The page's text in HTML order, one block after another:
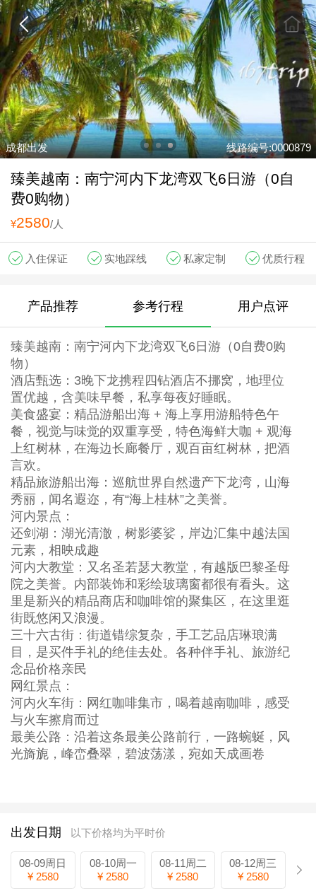
成都出发 线路编号:0000879
臻美越南：南宁河内下龙湾双飞6日游（0自
费0购物）
¥2580/人
入住保证 实地踩线 私家定制 优质行程
产品推荐 参考行程 用户点评
臻美越南：南宁河内下龙湾双飞6日游（0自费0购
物）
酒店甄选：3晚下龙携程四钻酒店不挪窝，地理位
置优越，含美味早餐，私享每夜好睡眠。
美食盛宴：精品游船出海 + 海上享用游船特色午
餐，视觉与味觉的双重享受，特色海鲜大咖 + 观海
上红树林，在海边长廊餐厅，观百亩红树林，把酒
言欢。
精品旅游船出海：巡航世界自然遗产下龙湾，山海
秀丽，闻名遐迩，有“海上桂林”之美誉。
河内景点：
还剑湖：湖光清澈，树影婆娑，岸边汇集中越法国
元素，相映成趣
河内大教堂：又名圣若瑟大教堂，有越版巴黎圣母
院之美誉。内部装饰和彩绘玻璃窗都很有看头。这
里是新兴的精品商店和咖啡馆的聚集区，在这里逛
街既悠闲又浪漫。
三十六古街：街道错综复杂，手工艺品店琳琅满
目，是买件手礼的绝佳去处。各种伴手礼、旅游纪
念品价格亲民
网红景点：
河内火车街：网红咖啡集市，喝着越南咖啡，感受
与火车擦肩而过
最美公路：沿着这条最美公路前行，一路蜿蜒，风
光旖旎，峰峦叠翠，碧波荡漾，宛如天成画卷
出发日期 以下价格均为平时价
08-09周日
¥ 2580
08-10周一
¥ 2580
08-11周二
¥ 2580
08-12周三
¥ 2580